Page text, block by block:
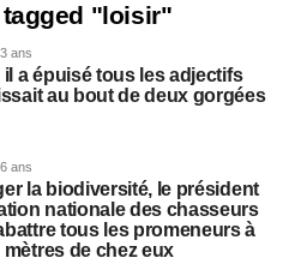
"loisir"
ans
a épuisé tous les adjectifs
au bout de deux gorgées
ans
la biodiversité, le président
nationale des chasseurs
tous les promeneurs à
mètres de chez eux